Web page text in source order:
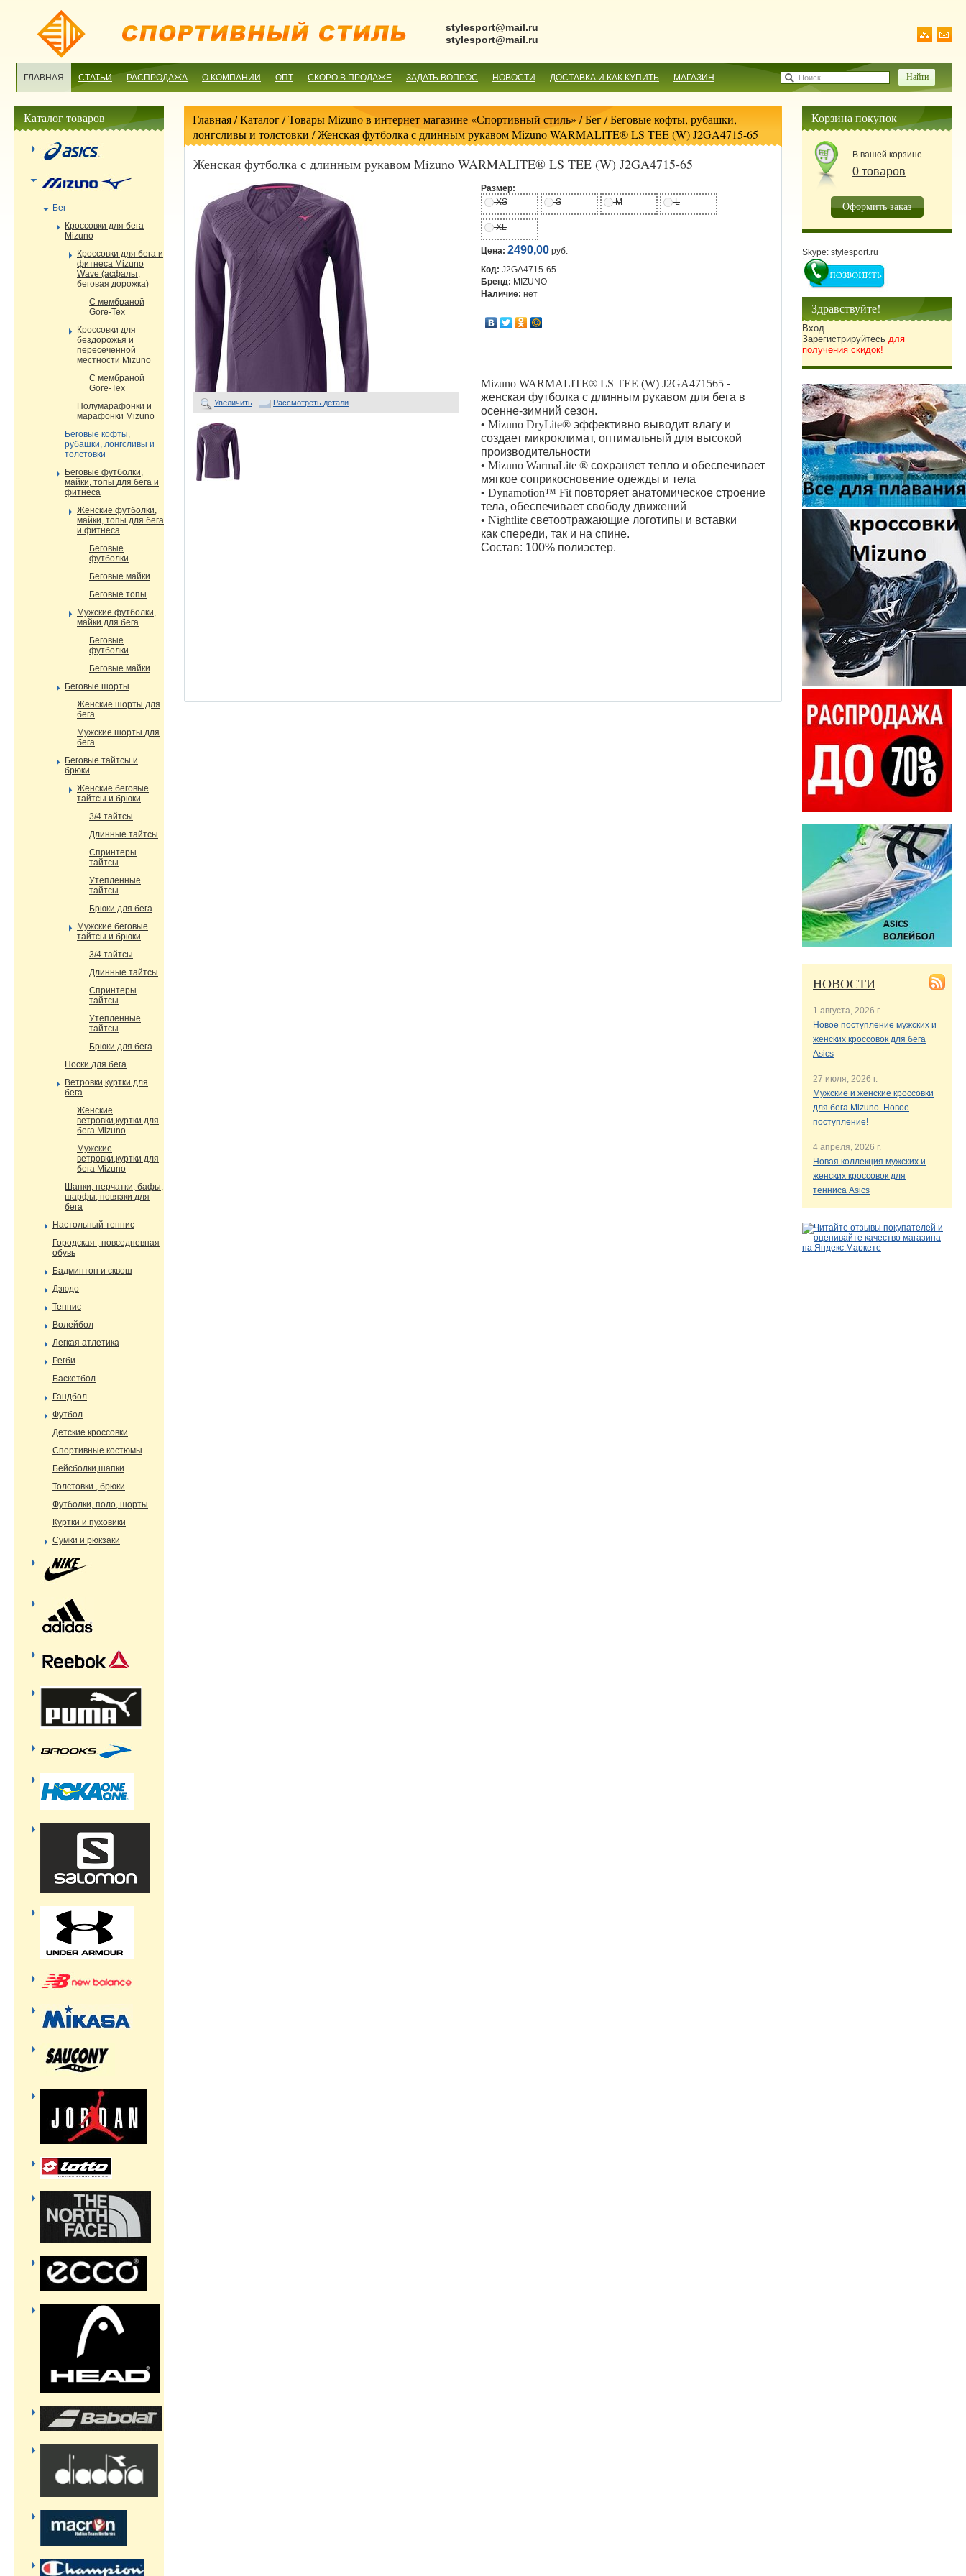
stylesport@mail.ru
stylesport@mail.ru
ГЛАВНАЯ СТАТЬИ РАСПРОДАЖА О КОМПАНИИ ОПТ СКОРО В ПРОДАЖЕ ЗАДАТЬ ВОПРОС НОВОСТИ ДОСТАВКА И КАК КУПИТЬ МАГАЗИН Поиск
Главная/ Каталог /Товары Mizuno в интернет-магазине «Спортивный стиль»/Бег/Беговые кофты, рубашки,
лонгсливы и толстовки / Женская футболка с длинным рукавом Mizuno WARMALITE® LS TEE (W) J2GA4715-65
Женская футболка с длинным рукавом Mizuno WARMALITE® LS TEE (W) J2GA4715-65
Увеличить Рассмотреть детали
Размер:
XS
S M L
XL
Цена: 2490,00 руб.
Код: J2GA4715-65
Бренд: MIZUNO
Наличие: нет
Mizuno WARMALITE® LS TEE (W) J2GA471565 -
женская футболка с длинным рукавом для бега в
осенне-зимний сезон.
• Mizuno DryLite® эффективно выводит влагу и
создает микроклимат, оптимальный для высокой
производительности
• Mizuno WarmaLite ® сохраняет тепло и обеспечивает
мягкое соприкосновение одежды и тела
• Dynamotion™ Fit повторяет анатомическое строение
тела, обеспечивает свободу движений
• Nightlite светоотражающие логотипы и вставки
как спереди, так и на спине.
Состав: 100% полиэстер.
Каталог товаров
Бег
Кроссовки для бега
Mizuno
Кроссовки для бега и
фитнеса Mizuno
Wave (асфальт,
беговая дорожка)
С мембраной
Gore-Tex
Кроссовки для
бездорожья и
пересеченной
местности Mizuno
С мембраной
Gore-Tex
Полумарафонки и
марафонки Mizuno
Беговые кофты,
рубашки, лонгсливы и
толстовки
Беговые футболки,
майки, топы для бега и
фитнеса
Женские футболки,
майки, топы для бега
и фитнеса
Беговые
футболки
Беговые майки
Беговые топы
Мужские футболки,
майки для бега
Беговые
футболки
Беговые майки
Беговые шорты
Женские шорты для
бега
Мужские шорты для
бега
Беговые тайтсы и
брюки
Женские беговые
тайтсы и брюки
3/4 тайтсы
Длинные тайтсы
Спринтеры
тайтсы
Утепленные
тайтсы
Брюки для бега
Мужские беговые
тайтсы и брюки
3/4 тайтсы
Длинные тайтсы
Спринтеры
тайтсы
Утепленные
тайтсы
Брюки для бега
Носки для бега
Ветровки,куртки для
бега
Женские
ветровки,куртки для
бега Mizuno
Мужские
ветровки,куртки для
бега Mizuno
Шапки, перчатки, бафы,
шарфы, повязки для
бега
Настольный теннис
Городская , повседневная
обувь
Бадминтон и сквош
Дзюдо
Теннис
Волейбол
Легкая атлетика
Регби
Баскетбол
Гандбол
Футбол
Детские кроссовки
Спортивные костюмы
Бейсболки,шапки
Толстовки , брюки
Футболки, поло, шорты
Куртки и пуховики
Сумки и рюкзаки
Корзина покупок
В вашей корзине
0 товаров
Оформить заказ
Skype: stylesport.ru
Здравствуйте!
Вход
Зарегистрируйтесь для
получения скидок!
НОВОСТИ
1 августа, 2026 г.
Новое поступление мужских и
женских кроссовок для бега
Asics
27 июля, 2026 г.
Мужские и женские кроссовки
для бега Mizuno. Новое
поступление!
4 апреля, 2026 г.
Новая коллекция мужских и
женских кроссовок для
тенниса Asics